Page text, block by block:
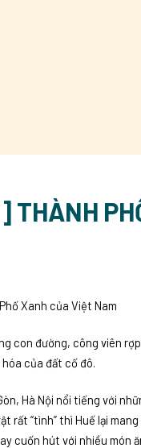
THÀNH
Xanh của Việt Nam
con đường, công viên
của đất cố đô.
Hà Nội nổi tiếng với
rất “tình” thì Huế lại
cuốn hút với nhiều món